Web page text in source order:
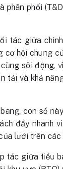
phối
tác giữa
hội chung
sôi động,
và khả
con số
đẩy nhanh
lưới trên
tác giữa tiểu